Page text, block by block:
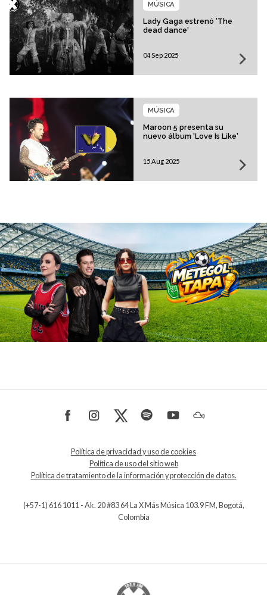
Lady Gaga estrenó 'The
dead dance'
MÚSICA
04 Sep 2025
Maroon 5 presenta su
nuevo álbum 'Love Is Like'
MÚSICA
15 Aug 2025
Política de privacidad y uso de cookies
Política de uso del sitio web
Política de tratamiento de la información y protección de datos.
(+57-1) 616 1011 - Ak. 20 #83 64 La X Más Música 103.9 FM, Bogotá,
Colombia